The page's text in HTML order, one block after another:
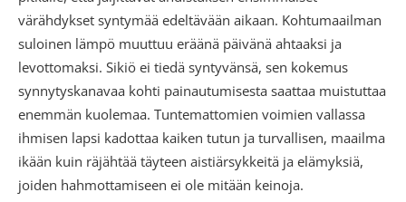
värähdykset syntymää edeltävään aikaan. Kohtumaailman
suloinen lämpö muuttuu eräänä päivänä ahtaaksi ja
levottomaksi. Sikiö ei tiedä syntyvänsä, sen kokemus
synnytyskanavaa kohti painautumisesta saattaa muistuttaa
enemmän kuolemaa. Tuntemattomien voimien vallassa
ihmisen lapsi kadottaa kaiken tutun ja turvallisen, maailma
ikään kuin räjähtää täyteen aistiärsykkeitä ja elämyksiä,
joiden hahmottamiseen ei ole mitään keinoja.